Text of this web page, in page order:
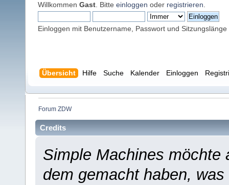
Willkommen Gast . Bitte einloggen oder registrieren
Einloggen mit Benutzername, Passwort und Sitzungslänge
Übersicht Hilfe Suche Kalender Einloggen
Forum ZDW
Credits
Simple Machines möchte
dem gemacht haben,